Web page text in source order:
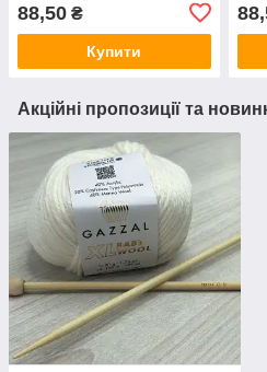
88,50 ₴
Купити
Акційні пропозиції та